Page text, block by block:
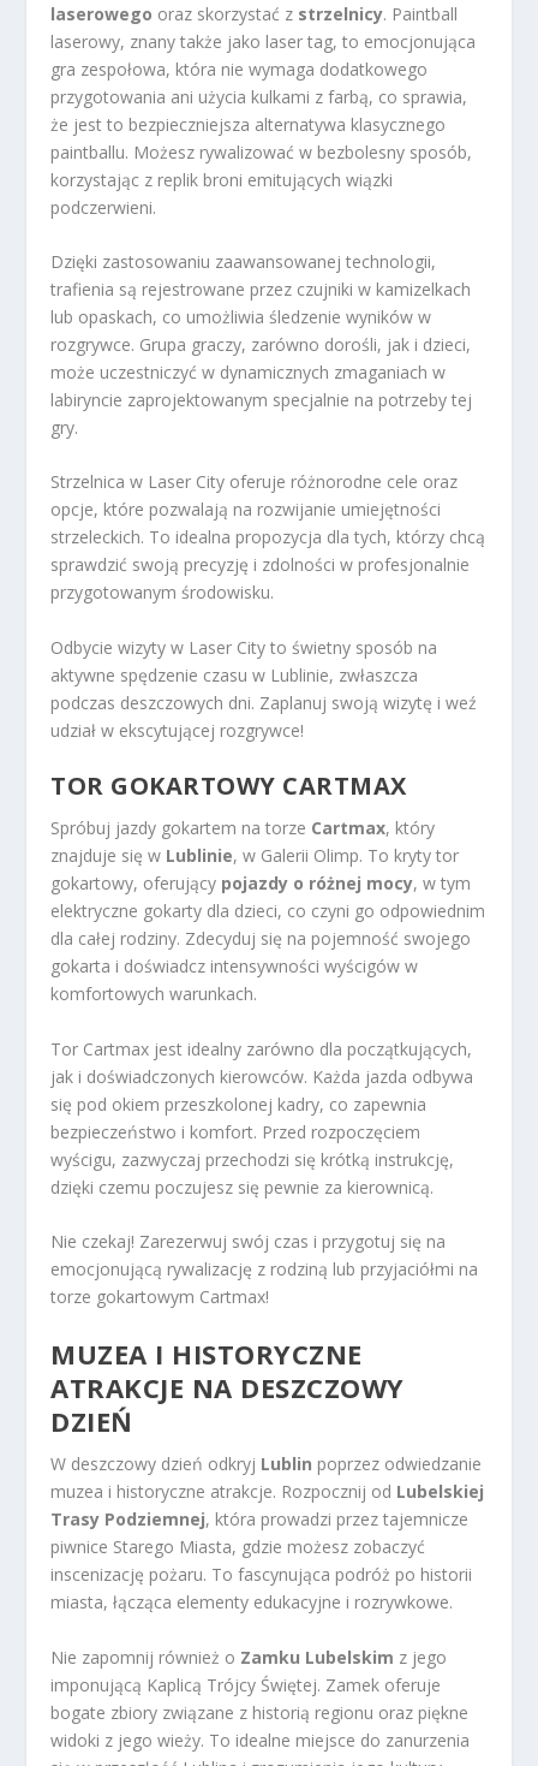
laserowego oraz skorzystać z strzelnicy. Paintball
laserowy, znany także jako laser tag, to emocjonująca
gra zespołowa, która nie wymaga dodatkowego
przygotowania ani użycia kulkami z farbą, co sprawia,
że jest to bezpieczniejsza alternatywa klasycznego
paintballu. Możesz rywalizować w bezbolesny sposób,
korzystając z replik broni emitujących wiązki
podczerwieni.
Dzięki zastosowaniu zaawansowanej technologii,
trafienia są rejestrowane przez czujniki w kamizelkach
lub opaskach, co umożliwia śledzenie wyników w
rozgrywce. Grupa graczy, zarówno dorośli, jak i dzieci,
może uczestniczyć w dynamicznych zmaganiach w
labiryncie zaprojektowanym specjalnie na potrzeby tej
gry.
Strzelnica w Laser City oferuje różnorodne cele oraz
opcje, które pozwalają na rozwijanie umiejętności
strzeleckich. To idealna propozycja dla tych, którzy chcą
sprawdzić swoją precyzję i zdolności w profesjonalnie
przygotowanym środowisku.
Odbycie wizyty w Laser City to świetny sposób na
aktywne spędzenie czasu w Lublinie, zwłaszcza
podczas deszczowych dni. Zaplanuj swoją wizytę i weź
udział w ekscytującej rozgrywce!
TOR GOKARTOWY CARTMAX
Spróbuj jazdy gokartem na torze Cartmax, który
znajduje się w Lublinie, w Galerii Olimp. To kryty tor
gokartowy, oferujący pojazdy o różnej mocy, w tym
elektryczne gokarty dla dzieci, co czyni go odpowiednim
dla całej rodziny. Zdecyduj się na pojemność swojego
gokarta i doświadcz intensywności wyścigów w
komfortowych warunkach.
Tor Cartmax jest idealny zarówno dla początkujących,
jak i doświadczonych kierowców. Każda jazda odbywa
się pod okiem przeszkolonej kadry, co zapewnia
bezpieczeństwo i komfort. Przed rozpoczęciem
wyścigu, zazwyczaj przechodzi się krótką instrukcję,
dzięki czemu poczujesz się pewnie za kierownicą.
Nie czekaj! Zarezerwuj swój czas i przygotuj się na
emocjonującą rywalizację z rodziną lub przyjaciółmi na
torze gokartowym Cartmax!
MUZEA I HISTORYCZNE
ATRAKCJE NA DESZCZOWY
DZIEŃ
W deszczowy dzień odkryj Lublin poprzez odwiedzanie
muzea i historyczne atrakcje. Rozpocznij od Lubelskiej
Trasy Podziemnej, która prowadzi przez tajemnicze
piwnice Starego Miasta, gdzie możesz zobaczyć
inscenizację pożaru. To fascynująca podróż po historii
miasta, łącząca elementy edukacyjne i rozrywkowe.
Nie zapomnij również o Zamku Lubelskim z jego
imponującą Kaplicą Trójcy Świętej. Zamek oferuje
bogate zbiory związane z historią regionu oraz piękne
widoki z jego wieży. To idealne miejsce do zanurzenia